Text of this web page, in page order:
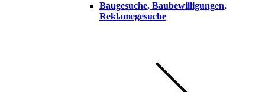
Baugesuche, Baubewilligungen,
Reklamegesuche